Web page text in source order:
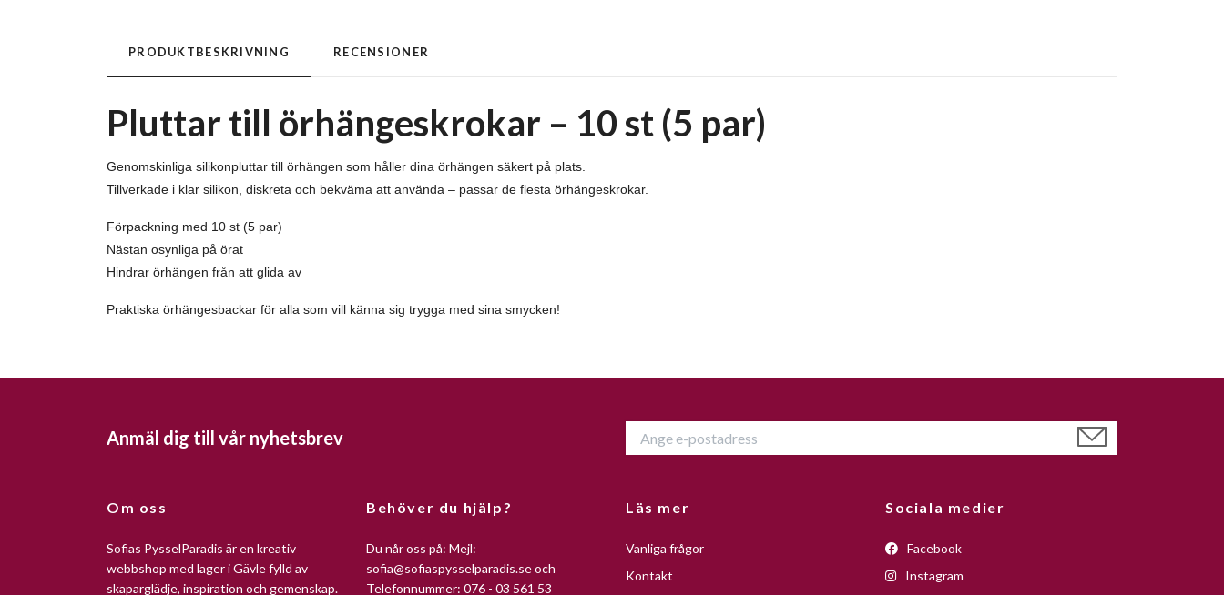
PRODUKTBESKRIVNING RECENSIONER
Pluttar till örhängeskrokar – 10 st (5 par)
Genomskinliga silikonpluttar till örhängen som håller dina örhängen säkert på plats.
Tillverkade i klar silikon, diskreta och bekväma att använda – passar de flesta örhängeskrokar.
Förpackning med 10 st (5 par)
Nästan osynliga på örat
Hindrar örhängen från att glida av
Praktiska örhängesbackar för alla som vill känna sig trygga med sina smycken!
Anmäl dig till vår nyhetsbrev
Om oss
Sofias PysselParadis är en kreativ
webbshop med lager i Gävle fylld av
skaparglädje, inspiration och gemenskap.
Behöver du hjälp?
Du når oss på: Mejl:
sofia@sofiaspysselparadis.seoch
Telefonnummer: 076 - 03 561 53
Läs mer
Vanliga frågor
Kontakt
Sociala medier
Facebook
Instagram